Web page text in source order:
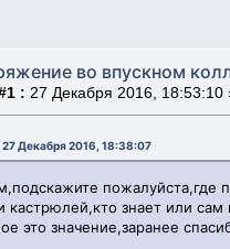
во впускном
: 27 Декабря 2016, 18:53:10
Декабря 2016, 18:38:07
пожалуйста,где
кастрюлей,кто знает или
это значение,заранее